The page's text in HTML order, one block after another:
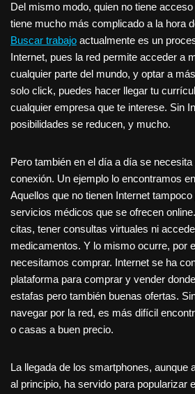
Del mismo modo, quien no tiene
tiene mucho más complicado a la hora
Buscar trabajo actualmente es un
Internet, pues la red permite acceder a
cualquier parte del mundo, y optar a
solo click, puedes hacer llegar tu
cualquier empresa que te interese. Sin
posibilidades se reducen, y mucho.
Pero también en el día a día se
conexión. Un ejemplo lo encontramos
Aquellos que no tienen Internet
servicios médicos que se ofrecen
citas, tener consultas virtuales ni
medicamentos. Y lo mismo ocurre, por
necesitamos comprar. Internet se ha
plataforma para comprar y vender
estafas pero también buenas ofertas.
navegar por la red, es más difícil
o casas a buen precio.
La llegada de los smartphones, aunque
al principio, ha servido para popularizar